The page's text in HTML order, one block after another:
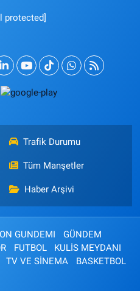
protected]
Trafik Durumu
Tüm Manşetler
Haber Arşivi
GUNDEMI
GÜNDEM
FUTBOL
KULİS MEYDANI
TV VE SİNEMA BASKETBOL